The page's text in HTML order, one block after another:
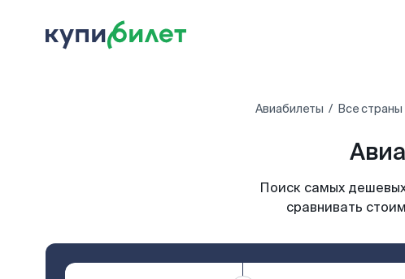
Авиабилеты Все
Поиск самых
сравнивать